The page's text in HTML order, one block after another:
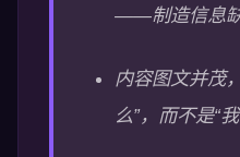
——制造信息缺
内容图文并茂
么”，而不是“